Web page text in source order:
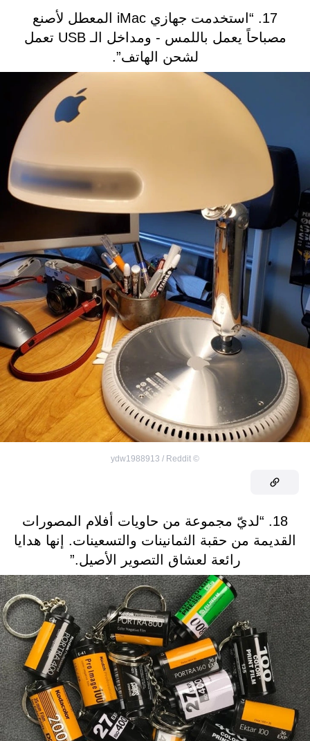
17. “استخدمت جهازي iMac المعطل لأصنع
مصباحاً يعمل باللمس - ومداخل الـ USB تعمل
لشحن الهاتف”.
©
ydw1988913 / Reddit
18. “لديّ مجموعة من حاويات أفلام المصورات
القديمة من حقبة الثمانينات والتسعينات. إنها هدايا
رائعة لعشاق التصوير الأصيل.”